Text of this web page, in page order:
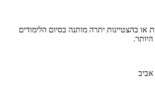
או בהצטיינות יתרה מותנה בסיום הלימודים